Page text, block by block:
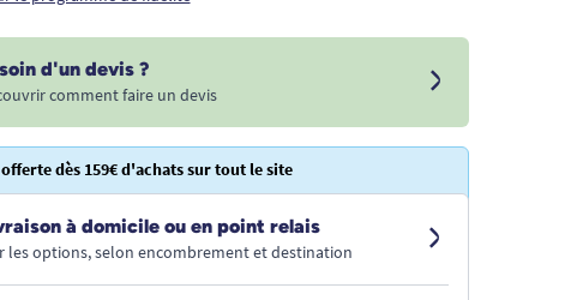
d'un devis ?
comment faire un devis
dès 159€ d'achats sur tout le site
à domicile ou en point relais
les options, selon encombrement et destination